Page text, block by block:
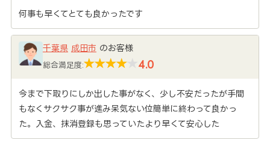
何事も早くてとても良かったです
千葉県 成田市 のお客様
総合満足度: 4.0
今まで下取りにしか出した事がなく、少し不安だったが手間
もなくサクサク事が進み呆気ない位簡単に終わって良かっ
た。入金、抹消登録も思っていたより早くて安心した